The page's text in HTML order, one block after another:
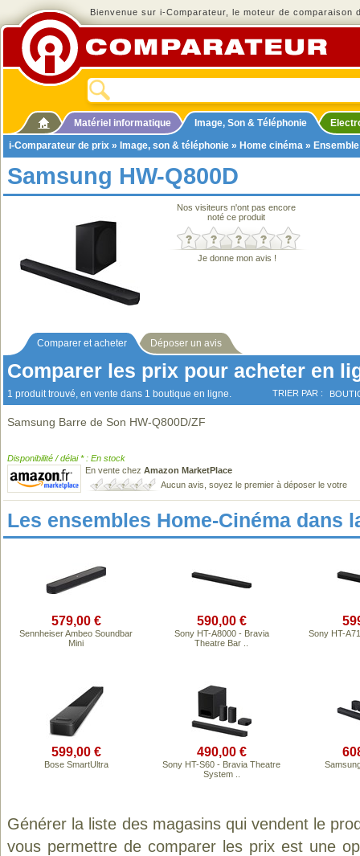
Bienvenue sur i-Comparateur, le moteur de comparaison
Matériel informatique Image, Son & Téléphonie
i-Comparateur de prix » Image, son & téléphonie » Home cinéma »
Samsung HW-Q800D
Nos visiteurs n'ont pas encore
noté ce produit
Je donne mon avis !
Comparer et acheter Déposer un avis
Comparer les prix pour acheter en
1 produit trouvé, en vente dans 1 boutique en ligne. TRIER PAR :
Samsung Barre de Son HW-Q800D/ZF
Disponibilité / délai * : En stock
En vente chez Amazon MarketPlace
Aucun avis, soyez le premier à déposer le votre
Les ensembles Home-Cinéma dans
579,00 €
Sennheiser Ambeo Soundbar
Mini
590,00 €
Sony HT-A8000 - Bravia
Theatre Bar ..
Sony HT-
599,00 €
Bose SmartUltra
490,00 €
Sony HT-S60 - Bravia Theatre
System ..
Générer la liste des magasins qui vendent le
vous permettre de comparer les prix est une